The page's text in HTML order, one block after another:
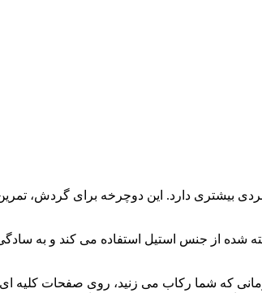
بیشتری دارد. این دوچرخه برای گردش،
شده از جنس استیل استفاده می کند و به
که شما رکاب می زنید، روی صفحات